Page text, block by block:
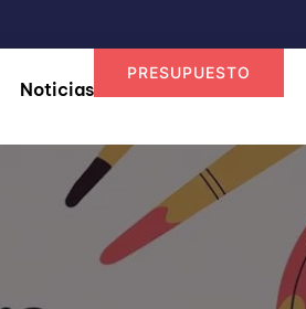
Noticias
PRESUPUESTO